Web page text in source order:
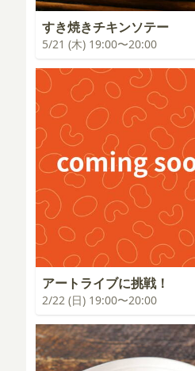
すき焼きチキンソテー
5/21 (木) 19:00〜20:00
アートライブに挑戦！
2/22 (日) 19:00〜20:00